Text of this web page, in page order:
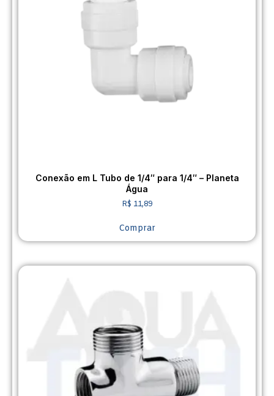
Conexão em L Tubo de 1/4″ para 1/4″ – Planeta
Água
R$ 11,89
Comprar